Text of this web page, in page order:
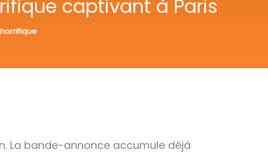
captivant à Paris
La bande-annonce accumule déjà